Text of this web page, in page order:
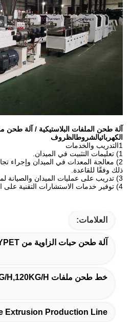
الكهربائيالشروطالظروف
2) معالجة المعدات في الميدان وإجراء
ذلك وفقًا للقاعدة.
4) توفير خدمات الاستشارات التقنية على المدى الطويل.
العلامات:
آلة طحن حبات الزاوية من PVC HYPET,أجهزة طحن البوابات من البروفيلات البوليسيكية,خط إنتاج طحن أنابيب PVC
خط طحن ملفات PVC 80KG/H,120KG/H خط طحن ملفات تعريف PVC,خط إنتاج ملفات PVC 120KG/H
Extrusion Production Line